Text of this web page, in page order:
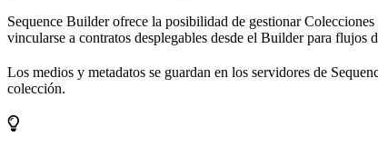
Sequence Builder ofrece la posibilidad de gestionar
vincularse a contratos desplegables desde el Builder para flujos
Los medios y metadatos se guardan en los servidores de
colección.